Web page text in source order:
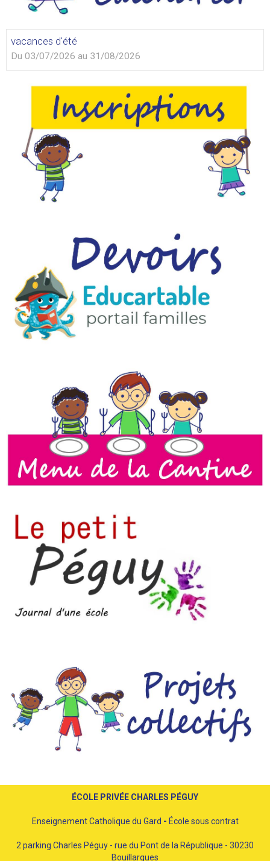
vacances d'été
Du 03/07/2026 au 31/08/2026
ÉCOLE PRIVÉE CHARLES PÉGUY
Enseignement Catholique du Gard - École sous contrat
2 parking Charles Péguy - rue du Pont de la République - 30230
Bouillargues